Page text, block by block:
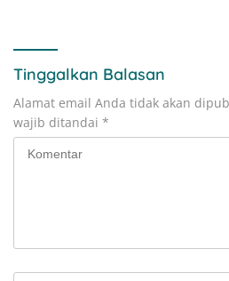
Tinggalkan Balasan
Alamat email Anda tidak akan
wajib ditandai *